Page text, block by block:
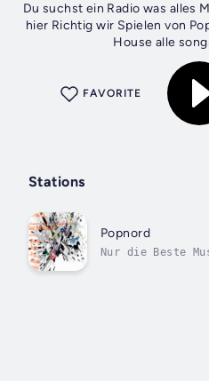
Du suchst ein Radio was alles
hier Richtig wir Spielen von
House alle
FAVORITE
Stations
Popnord
Nur die Beste